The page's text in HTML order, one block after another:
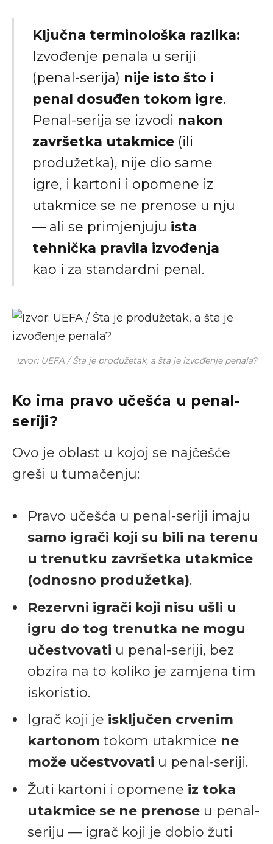
Ključna terminološka razlika:
Izvođenje penala u seriji
(penal-serija) nije isto što i
penal dosuđen tokom igre.
Penal-serija se izvodi nakon
završetka utakmice (ili
produžetka), nije dio same
igre, i kartoni i opomene iz
utakmice se ne prenose u nju
— ali se primjenjuju ista
tehnička pravila izvođenja
kao i za standardni penal.
Izvor: UEFA / Šta je produžetak, a šta je izvođenje penala?
Ko ima pravo učešća u penal-
seriji?
Ovo je oblast u kojoj se najčešće
greši u tumačenju:
Pravo učešća u penal-seriji imaju
samo igrači koji su bili na terenu
u trenutku završetka utakmice
(odnosno produžetka).
Rezervni igrači koji nisu ušli u
igru do tog trenutka ne mogu
učestvovati u penal-seriji, bez
obzira na to koliko je zamjena tim
iskoristio.
Igrač koji je isključen crvenim
kartonom tokom utakmice ne
može učestvovati u penal-seriji.
Žuti kartoni i opomene iz toka
utakmice se ne prenose u penal-
seriju — igrač koji je dobio žuti